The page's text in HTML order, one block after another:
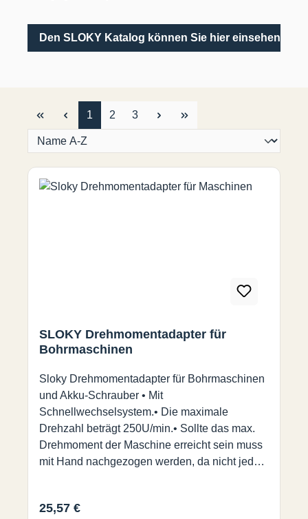
Den SLOKY Katalog können Sie hier einsehen
Seite
1 Seite
2 Seite
3
SLOKY Drehmomentadapter für
Bohrmaschinen
Sloky Drehmomentadapter für Bohrmaschinen
und Akku-Schrauber • Mit
Schnellwechselsystem.• Die maximale
Drehzahl beträgt 250U/min.• Sollte das max.
Drehmoment der Maschine erreicht sein muss
mit Hand nachgezogen werden, da nicht jede
Regulärer Preis:
25,57 €